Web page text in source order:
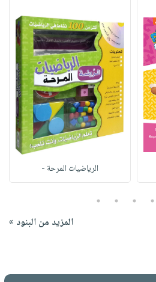
الرياضيات المرحة -
2
3
4
5
المزيد من البنود »